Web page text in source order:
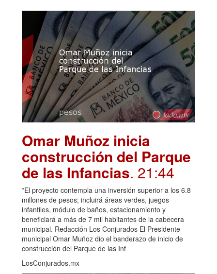
Omar Muñoz inicia
construcción del Parque
de las Infancias. 21:44
*El proyecto contempla una inversión superior a los 6.8
millones de pesos; incluirá áreas verdes, juegos
infantiles, módulo de baños, estacionamiento y
beneficiará a más de 7 mil habitantes de la cabecera
municipal. Redacción Los Conjurados El Presidente
municipal Omar Muñoz dio el banderazo de inicio de
construcción del Parque de las Inf
LosConjurados.mx